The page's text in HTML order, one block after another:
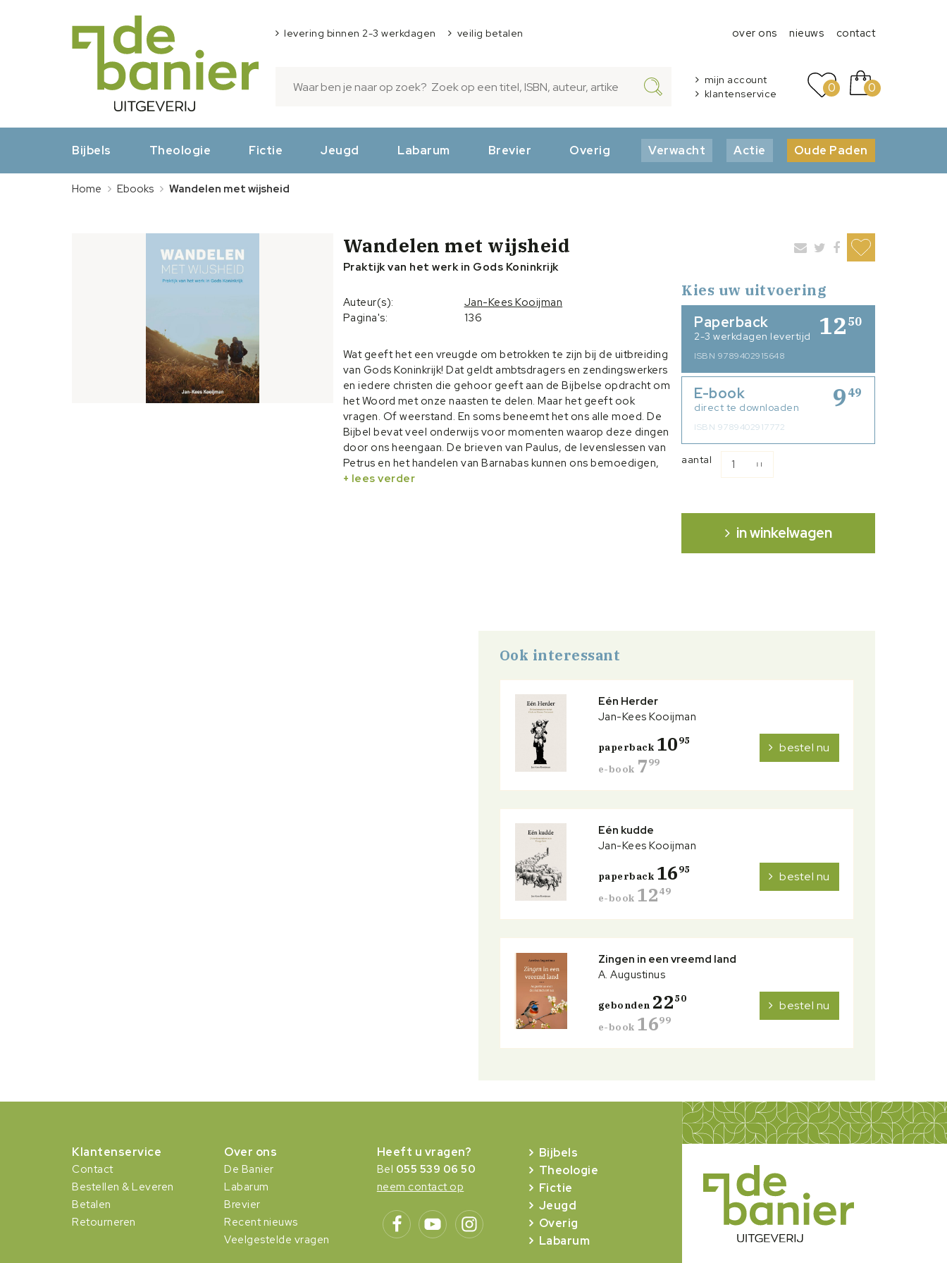
levering binnen 2-3 werkdagen veilig betalen over ons nieuws contact
mijn account
klantenservice
0 0
Bijbels Theologie Fictie Jeugd Labarum Brevier Overig Verwacht Actie Oude Paden
Home Ebooks Wandelen met wijsheid
Wandelen met wijsheid
Praktijk van het werk in Gods Koninkrijk
Auteur(s):
Jan-Kees Kooijman
Pagina's:
136
Wat geeft het een vreugde om betrokken te zijn bij de uitbreiding
van Gods Koninkrijk! Dat geldt ambtsdragers en zendingswerkers
en iedere christen die gehoor geeft aan de Bijbelse opdracht om
het Woord met onze naasten te delen. Maar het geeft ook
vragen. Of weerstand. En soms beneemt het ons alle moed. De
Bijbel bevat veel onderwijs voor momenten waarop deze dingen
door ons heengaan. De brieven van Paulus, de levenslessen van
Petrus en het handelen van Barnabas kunnen ons bemoedigen,
vertroosten en aansporen. Laat de inhoud van dit boek ons
+ lees verder
Kies uw uitvoering
12 50
Paperback
2-3 werkdagen levertijd
ISBN 9789402915648
9 49
E-book
direct te downloaden
ISBN 9789402917772
aantal
in winkelwagen
Ook interessant
Eén Herder
Jan-Kees Kooijman
paperback 1095
e-book 799
bestel nu
Eén kudde
Jan-Kees Kooijman
paperback 1695
e-book 1249
bestel nu
Zingen in een vreemd land
A. Augustinus
gebonden 2250
e-book 1699
bestel nu
Klantenservice
Contact
Bestellen & Leveren
Betalen
Retourneren
Over ons
De Banier
Labarum
Brevier
Recent nieuws
Veelgestelde vragen
Heeft u vragen?
Bel 055 539 06 50
neem contact op
Bijbels
Theologie
Fictie
Jeugd
Overig
Labarum